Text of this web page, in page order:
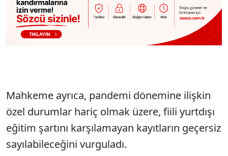
Mahkeme ayrıca, pandemi dönemine ilişkin
özel durumlar hariç olmak üzere, fiili yurtdışı
eğitim şartını karşılamayan kayıtların geçersiz
sayılabileceğini vurguladı.